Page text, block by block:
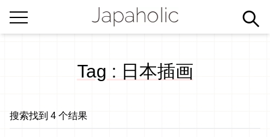
Tag : 日本插画
搜索找到 4 个结果